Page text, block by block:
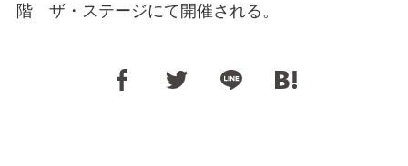
階 ザ・ステージにて開催される。